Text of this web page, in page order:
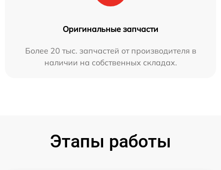
Оригинальные запчасти
Более 20 тыс. запчастей от производителя в
наличии на собственных складах.
Этапы работы